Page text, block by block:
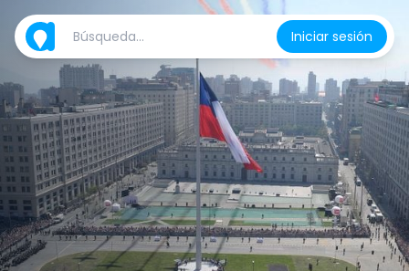
Iniciar sesión